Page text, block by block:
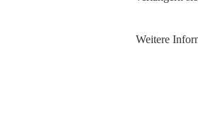
Weitere